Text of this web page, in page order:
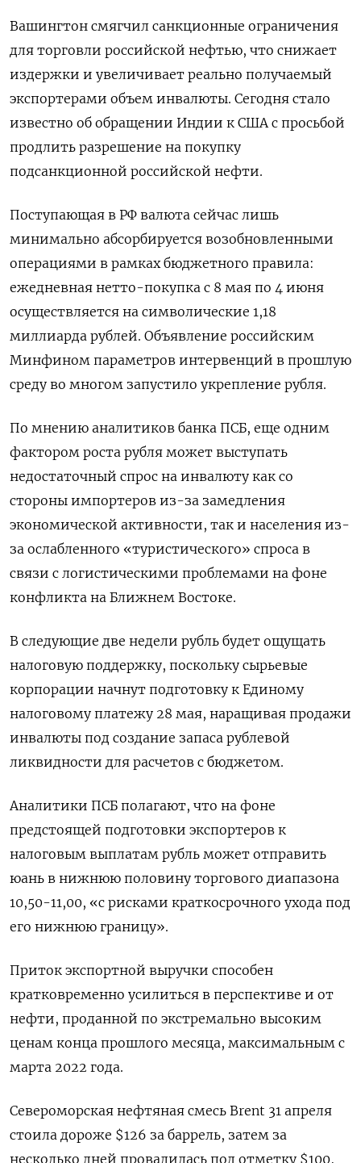
Вашингтон смягчил санкционные ограничения
для торговли российской нефтью, что снижает
‌издержки и увеличивает реально получаемый
экспортерами объем инвалюты. Сегодня стало
известно об обращении Индии к США с просьбой
продлить разрешение на покупку
подсанкционной российской нефти.
Поступающая в РФ валюта сейчас лишь
минимально абсорбируется возобновленными
операциями в рамках ​бюджетного правила:
ежедневная нетто-покупка с 8 ​мая по 4 июня
осуществляется ‌на символические 1,18
миллиарда рублей. Объявление российским
Минфином параметров интервенций в прошлую
среду во многом запустило укрепление рубля.
По мнению аналитиков банка ПСБ, ​еще одним
фактором роста рубля может выступать
недостаточный спрос на инвалюту как со
стороны импортеров из-за замедления
экономической активности, так и населения из-
за ослабленного «туристического» спроса в
связи с логистическими проблемами на фоне
конфликта на Ближнем Востоке.
В следующие две недели рубль будет ощущать
налоговую поддержку, поскольку сырьевые
корпорации начнут подготовку к Единому
налоговому платежу 28 мая, наращивая продажи
инвалюты под создание запаса рублевой
ликвидности для расчетов с бюджетом.
Аналитики ПСБ полагают, что на фоне
предстоящей подготовки экспортеров к
налоговым выплатам рубль может отправить
юань в нижнюю половину торгового диапазона
10,50-11,00, «с рисками краткосрочного ухода под
​его нижнюю границу».
Приток экспортной выручки способен
⁠кратковременно усилиться в перспективе и от
нефти, проданной по экстремально высоким
ценам конца прошлого месяца, максимальным с
марта 2022 года.
Североморская нефтяная смесь Brent 31 апреля
стоила дороже $126 за ‌баррель, затем за
несколько дней провалилась под отметку $100,